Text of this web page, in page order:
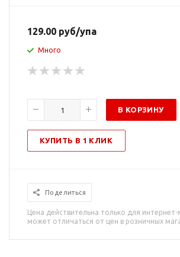
129.00 руб/упа
Много
В КОРЗИНУ
КУПИТЬ В 1 КЛИК
Поделиться
Цена действительна только для интернет-
может отличаться от цен в розничных